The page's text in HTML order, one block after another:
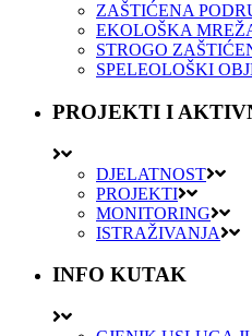
ZAŠTIĆENA
EKOLOŠKA
STROGO
SPELEOLOŠKI
PROJEKTI I
DJELATNOST
PROJEKTI
MONITORING
ISTRAŽIVANJA
INFO KUTAK